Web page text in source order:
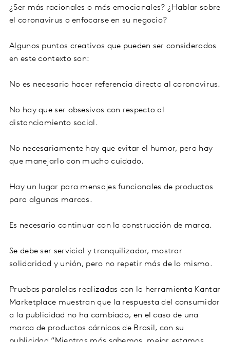
¿Ser más racionales o más emocionales? ¿Hablar sobre
el coronavirus o enfocarse en su negocio?
Algunos puntos creativos que pueden ser considerados
en este contexto son:
No es necesario hacer referencia directa al coronavirus.
No hay que ser obsesivos con respecto al
distanciamiento social.
No necesariamente hay que evitar el humor, pero hay
que manejarlo con mucho cuidado.
Hay un lugar para mensajes funcionales de productos
para algunas marcas.
Es necesario continuar con la construcción de marca.
Se debe ser servicial y tranquilizador, mostrar
solidaridad y unión, pero no repetir más de lo mismo.
Pruebas paralelas realizadas con la herramienta Kantar
Marketplace muestran que la respuesta del consumidor
a la publicidad no ha cambiado, en el caso de una
marca de productos cárnicos de Brasil, con su